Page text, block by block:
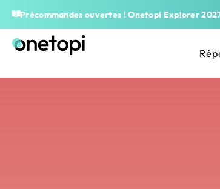
Précommandes ouvertes ! Onetopi Explorer